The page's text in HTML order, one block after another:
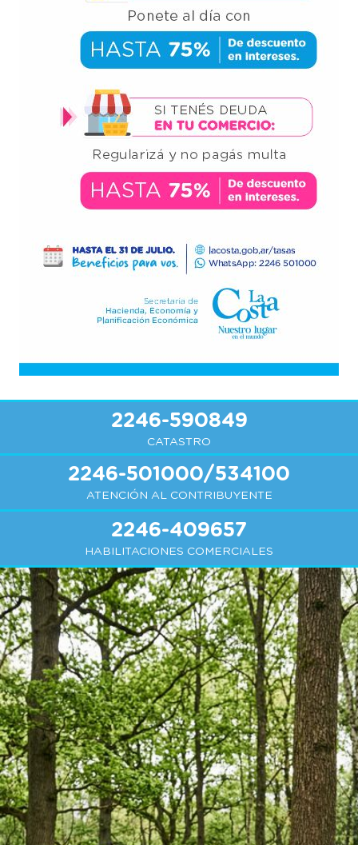
2246-590849
CATASTRO
2246-501000/534100
ATENCIÓN AL CONTRIBUYENTE
2246-409657
HABILITACIONES COMERCIALES